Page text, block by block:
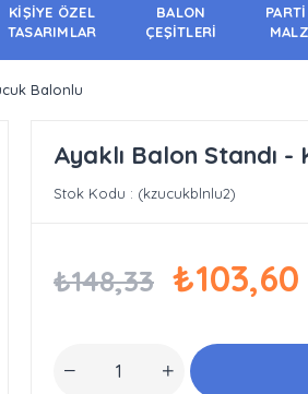
KİŞİYE ÖZEL
TASARIMLAR
BALON
ÇEŞİTLERİ
Balonlu
Ayaklı Balon Standı -
Stok Kodu (kzucukblnlu2)
₺148,33 ₺103,60